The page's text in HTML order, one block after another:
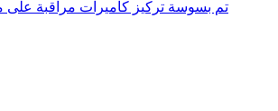
تم بسوسة تركيز كاميرات مراقبة على